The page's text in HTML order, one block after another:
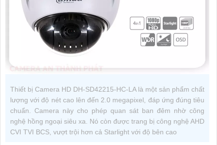
Thiết bị Camera HD DH-SD42215-HC-LA là một sản phẩm chất
lượng với độ nét cao lên đến 2.0 megapixel, đáp ứng đúng tiêu
chuẩn. Camera này cho phép quan sát ban đêm nhờ công
nghệ hồng ngoại siêu xa. Nó còn được trang bị công nghệ AHD
CVI TVI BCS, vượt trội hơn cả Starlight với độ bên cao